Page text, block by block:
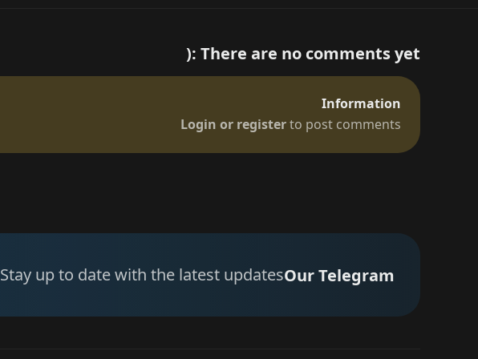
لايت روم مهكر
Remini مهكر
Photo Lab Pro
There are no comments yet :(
Information
Login or registerto post comments
Our Telegram
Stay up to date with the latest updates